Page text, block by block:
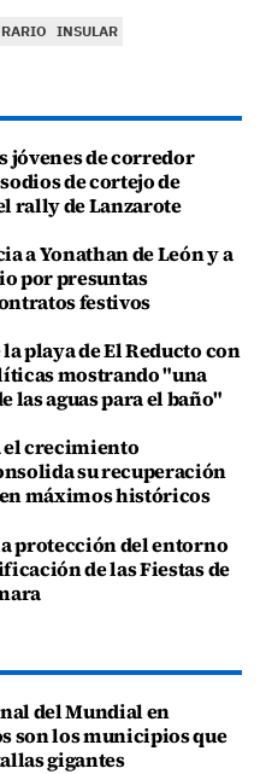
INSULAR
jóvenes de corredor
de cortejo de
rally de Lanzarote
a Yonathan de León y a
por presuntas
festivos
playa de El Reducto con
mostrando "una
las aguas para el baño"
el crecimiento
su recuperación
máximos históricos
protección del entorno
de las Fiestas de
del Mundial en
son los municipios que
gigantes